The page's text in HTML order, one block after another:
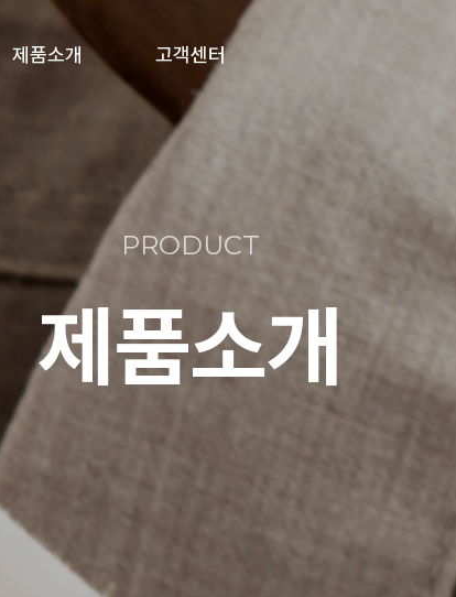
제품소개
의류수거함
폐건전지수거함
기타 주문제작형
고객센터
공지사항
PRODUCT
제품소개